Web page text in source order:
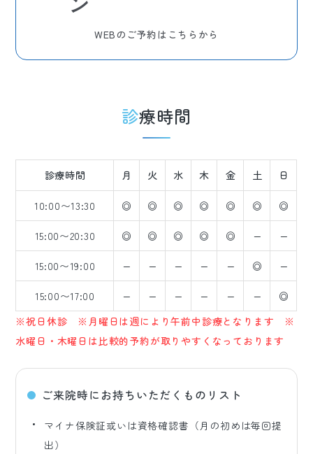
WEBのご予約はこちらから
診療時間
診療時間 月 火 水 木 金 土 日
10:00〜13:30 ◎ ◎ ◎ ◎ ◎ ◎ ◎
15:00〜20:30 ◎ ◎ ◎ ◎ ◎ − −
15:00〜19:00 − − − − − ◎ −
15:00〜17:00 − − − − − −
◎
※祝日休診 ※月曜日は週により午前中診療となります ※
水曜日・木曜日は比較的予約が取りやすくなっております
ご来院時にお持ちいただくものリスト
マイナ保険証或いは資格確認書（月の初めは毎回提
出）